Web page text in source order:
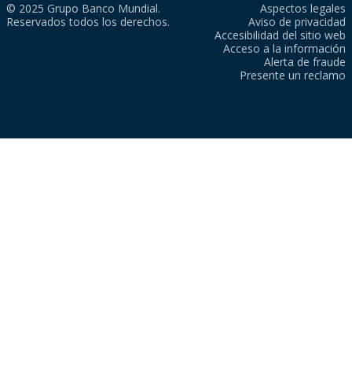
© 2025 Grupo Banco Mundial.
Reservados todos los derechos.
Aspectos legales
Aviso de privacidad
Accesibilidad del sitio web
Acceso a la información
Alerta de fraude
Presente un reclamo